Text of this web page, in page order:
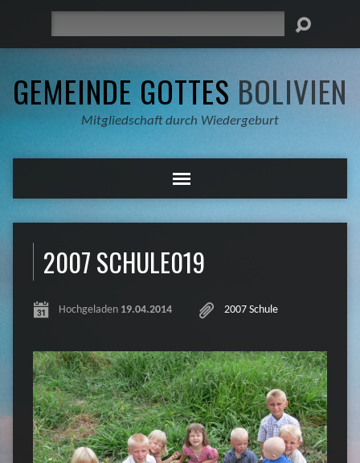
GEMEINDE GOTTES BOLIVIEN
Mitgliedschaft durch Wiedergeburt
2007 SCHULE019
Hochgeladen 19.04.2014 2007 Schule